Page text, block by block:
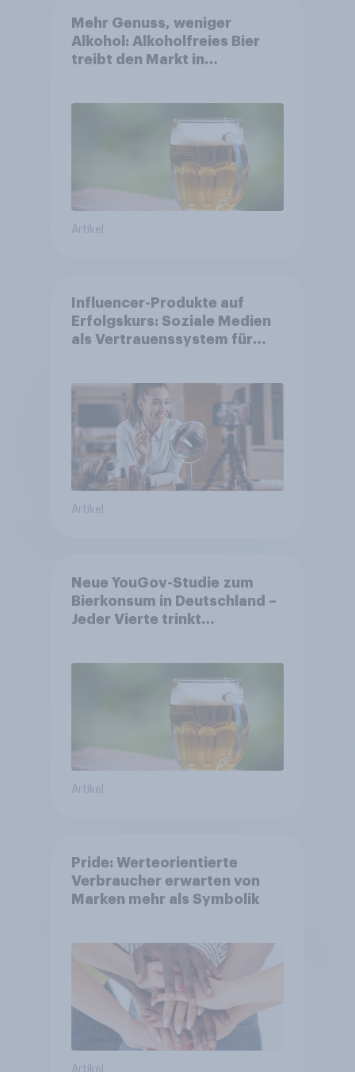
Mehr Genuss, weniger
Alkohol: Alkoholfreies Bier
treibt den Markt in
Artikel
Influencer-Produkte auf
Erfolgskurs: Soziale Medien
als Vertrauenssystem für
Artikel
Neue YouGov-Studie zum
Bierkonsum in Deutschland –
Jeder Vierte trinkt
wächst um über 23 Prozent
Artikel
Pride: Werteorientierte
Verbraucher erwarten von
Marken mehr als Symbolik
Artikel